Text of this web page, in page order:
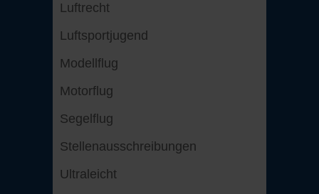
Luftrecht
Luftsportjugend
Modellflug
Motorflug
Segelflug
Stellenausschreibungen
Ultraleicht